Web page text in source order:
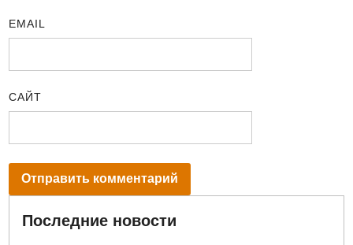
EMAIL
САЙТ
Последние новости